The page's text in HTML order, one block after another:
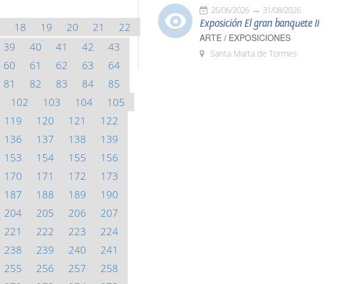
18 19 20 21
22
39 40 41 42
43
60 61 62 63
64
81 82 83 84
85
102 103 104
105
119 120 121
122
136 137 138
139
153 154 155
156
170 171 172
173
187 188 189
190
204 205 206
207
221 222 223
224
238 239 240
241
255 256 257
258
26/06/2026 31/08/2026
Exposición El gran banquete II
ARTE / EXPOSICIONES
Santa Marta de Tormes